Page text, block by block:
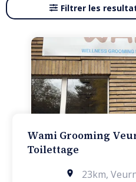
Filtrer les
Wami Grooming
Toilettage
23km,